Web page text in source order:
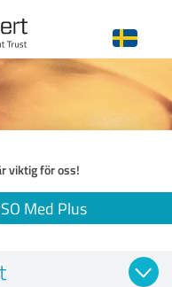
viktig för oss!
Med Plus